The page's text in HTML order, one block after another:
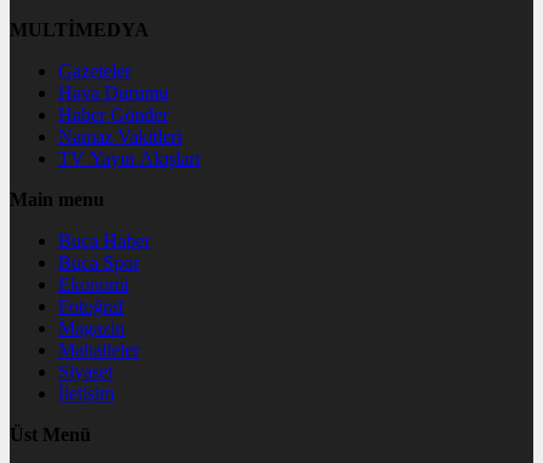
MULTİMEDYA
Gazeteler
Hava Durumu
Haber Gönder
Namaz Vakitleri
TV Yayın Akışları
Main menu
Buca Haber
Buca Spor
Ekonomi
Fotoğraf
Magazin
Mahalleler
Siyaset
İletişim
Üst Menü